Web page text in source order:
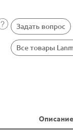
Задать вопрос
Все товары
Описание